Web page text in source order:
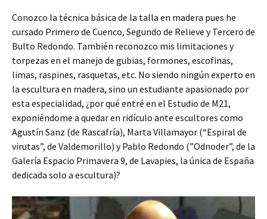
Conozco la técnica básica de la talla en madera pues he
cursado Primero de Cuenco, Segundo de Relieve y Tercero de
Bulto Redondo. También reconozco mis limitaciones y
torpezas en el manejo de gubias, formones, escofinas,
limas, raspines, rasquetas, etc. No siendo ningún experto en
la escultura en madera, sino un estudiante apasionado por
esta especialidad, ¿por qué entré en el Estudio de M21,
exponiéndome a quedar en ridículo ante escultores como
Agustín Sanz (de Rascafría), Marta Villamayor (“Espiral de
virutas”, de Valdemorillo) y Pablo Redondo (”Odnoder”, de la
Galería Espacio Primavera 9, de Lavapies, la única de España
dedicada solo a escultura)?